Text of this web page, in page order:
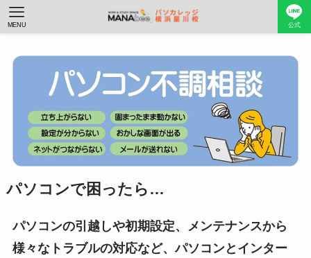
公式
MENU
パソコンで困ったら…
パソコンの引越しや初期設定、メンテナンスから
様々なトラブルの対応など、パソコンとインター